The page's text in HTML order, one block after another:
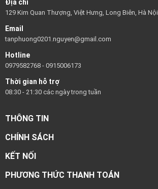
Địa chỉ
129 Kim Quan Thượng, Việt Hưng, Long Biên, Hà Nội
Email
tanphuong0201.nguyen@gmail.com
Hotline
0979582768 - 0915006173
Thời gian hỗ trợ
08:30 - 21:30 các ngày trong tuần
THÔNG TIN
CHÍNH SÁCH
KẾT NỐI
PHƯƠNG THỨC THANH TOÁN